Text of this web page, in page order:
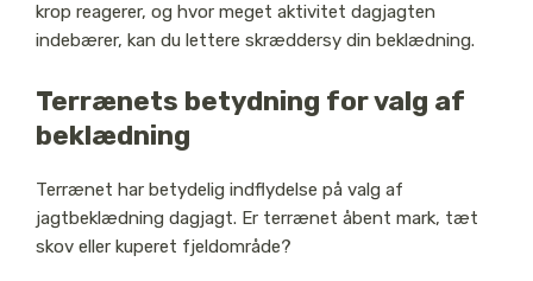
krop reagerer, og hvor meget aktivitet dagjagten
indebærer, kan du lettere skræddersy din beklædning.
Terrænets betydning for valg af
beklædning
Terrænet har betydelig indflydelse på valg af
jagtbeklædning dagjagt. Er terrænet åbent mark, tæt
skov eller kuperet fjeldområde?